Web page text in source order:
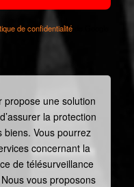
de confidentialitéde Google
propose une solution
la protection
Vous pourrez
concernant la
de télésurveillance
vous proposons